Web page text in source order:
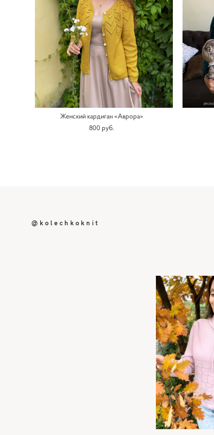
Женский кардиган «Аврора»
800 pуб.
@kolechkoknit